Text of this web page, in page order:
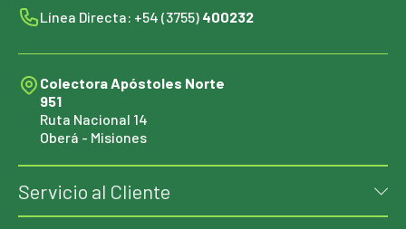
Línea Directa: +54 (3755) 400232
Colectora Apóstoles Norte
951
Ruta Nacional 14
Oberá - Misiones
Servicio al Cliente